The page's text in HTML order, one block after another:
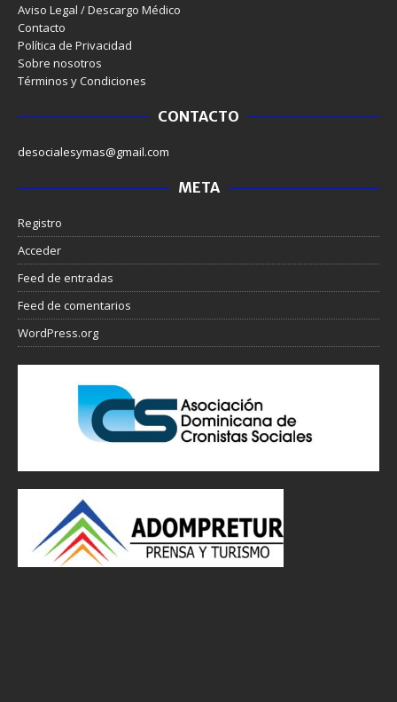
Aviso Legal / Descargo Médico
Contacto
Política de Privacidad
Sobre nosotros
Términos y Condiciones
CONTACTO
desocialesymas@gmail.com
META
Registro
Acceder
Feed de entradas
Feed de comentarios
WordPress.org